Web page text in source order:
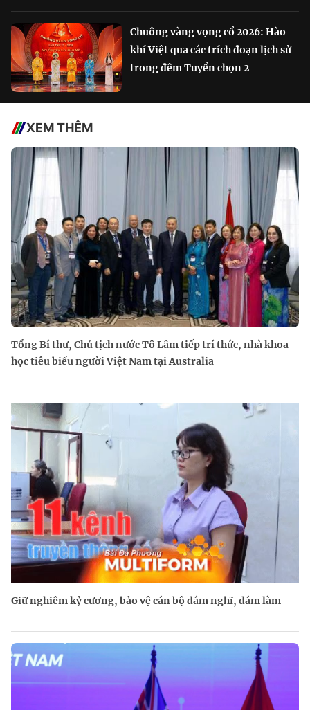
Chuông vàng vọng cổ 2026: Hào
khí Việt qua các trích đoạn lịch sử
trong đêm Tuyển chọn 2
XEM THÊM
Tổng Bí thư, Chủ tịch nước Tô Lâm tiếp trí thức, nhà khoa
học tiêu biểu người Việt Nam tại Australia
Giữ nghiêm kỷ cương, bảo vệ cán bộ dám nghĩ, dám làm